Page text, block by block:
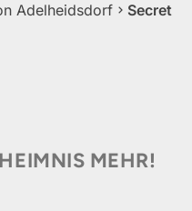
Adelheidsdorf Secret
MEHR!